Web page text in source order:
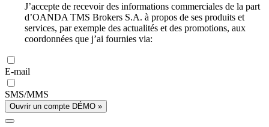
J’accepte de recevoir des informations commerciales de la part
d’OANDA TMS Brokers S.A. à propos de ses produits et
services, par exemple des actualités et des promotions, aux
coordonnées que j’ai fournies via:
E-mail
SMS/MMS
Ouvrir un compte DÉMO »